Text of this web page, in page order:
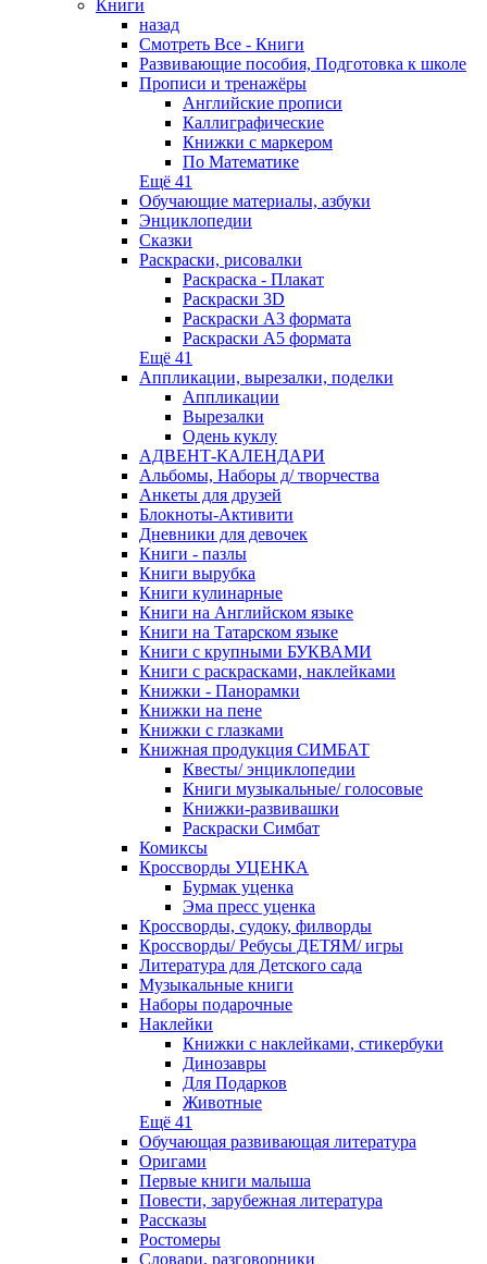
Книги
назад
Смотреть Все - Книги
Развивающие пособия, Подготовка к школе
Прописи и тренажёры
Английские прописи
Каллиграфические
Книжки с маркером
По Математике
Ещё 41
Обучающие материалы, азбуки
Энциклопедии
Сказки
Раскраски, рисовалки
Раскраска - Плакат
Раскраски 3D
Раскраски А3 формата
Раскраски А5 формата
Ещё 41
Аппликации, вырезалки, поделки
Аппликации
Вырезалки
Одень куклу
АДВЕНТ-КАЛЕНДАРИ
Альбомы, Наборы д/ творчества
Анкеты для друзей
Блокноты-Активити
Дневники для девочек
Книги - пазлы
Книги вырубка
Книги кулинарные
Книги на Английском языке
Книги на Татарском языке
Книги с крупными БУКВАМИ
Книги с раскрасками, наклейками
Книжки - Панорамки
Книжки на пене
Книжки с глазками
Книжная продукция СИМБАТ
Квесты/ энциклопедии
Книги музыкальные/ голосовые
Книжки-развивашки
Раскраски Симбат
Комиксы
Кроссворды УЦЕНКА
Бурмак уценка
Эма пресс уценка
Кроссворды, судоку, филворды
Кроссворды/ Ребусы ДЕТЯМ/ игры
Литература для Детского сада
Музыкальные книги
Наборы подарочные
Наклейки
Книжки с наклейками, стикербуки
Динозавры
Для Подарков
Животные
Ещё 41
Обучающая развивающая литература
Оригами
Первые книги малыша
Повести, зарубежная литература
Рассказы
Ростомеры
Словари, разговорники